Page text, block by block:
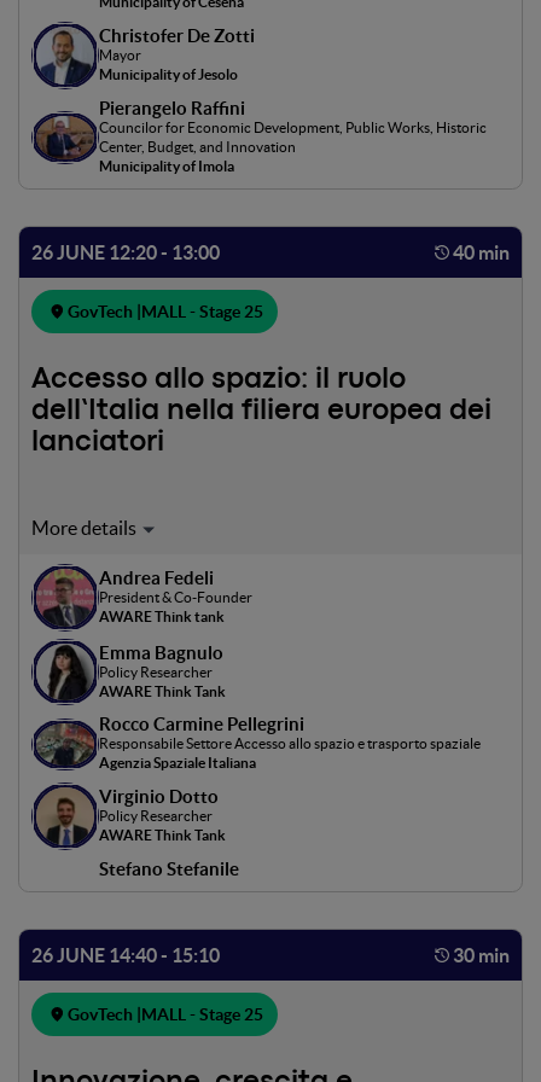
qualità della vita.Modera: Antonio Palmieri
Christofer De Zotti
Mayor
Municipality of Jesolo
Pierangelo Raffini
Councilor for Economic Development, Public Works, Historic
Center, Budget, and Innovation
Municipality of Imola
26 JUNE 12:20 - 13:00 40 min
GovTech | MALL - Stage 25
Accesso allo spazio: il ruolo
dell’Italia nella filiera europea dei
lanciatori
Il panel sarà un occasione di confronto sull'industria e
dialogo multistakeholders. Partendo dal nuovo policy
paper di AWARE Think Tank, che sarà presentato proprio
durante il panel, i relatori discuteranno sul ruolo che
l'Italia può avere all'interno della filiera europea dei
lanciatori spaziali.
Andrea Fedeli
President & Co-Founder
AWARE Think tank
Emma Bagnulo
Policy Researcher
AWARE Think Tank
Rocco Carmine Pellegrini
Responsabile Settore Accesso allo spazio e trasporto spaziale
Agenzia Spaziale Italiana
Virginio Dotto
Policy Researcher
AWARE Think Tank
Stefano Stefanile
26 JUNE 14:40 - 15:10 30 min
GovTech | MALL - Stage 25